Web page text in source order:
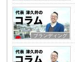
ブランディング